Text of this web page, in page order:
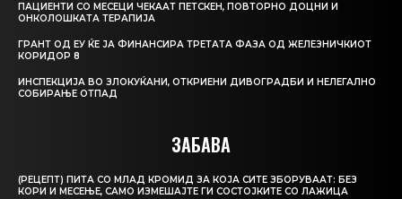
ПАЦИЕНТИ СО МЕСЕЦИ ЧЕКААТ ПЕТСКЕН, ПОВТОРНО ДОЦНИ И
ОНКОЛОШКАТА ТЕРАПИЈА
ГРАНТ ОД ЕУ ЌЕ ЈА ФИНАНСИРА ТРЕТАТА ФАЗА ОД ЖЕЛЕЗНИЧКИОТ
КОРИДОР 8
ИНСПЕКЦИЈА ВО ЗЛОКУЌАНИ, ОТКРИЕНИ ДИВОГРАДБИ И НЕЛЕГАЛНО
СОБИРАЊЕ ОТПАД
ЗАБАВА
(РЕЦЕПТ) ПИТА СО МЛАД КРОМИД ЗА КОЈА СИТЕ ЗБОРУВААТ: БЕЗ
КОРИ И МЕСЕЊЕ, САМО ИЗМЕШАЈТЕ ГИ СОСТОЈКИТЕ СО ЛАЖИЦА